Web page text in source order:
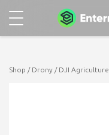
Shop / Drony / DJI Agriculture